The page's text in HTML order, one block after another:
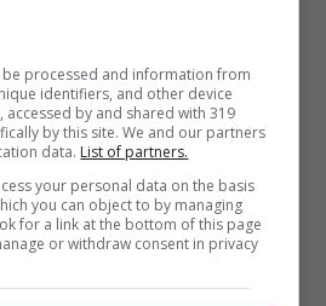
a muro e anche
troppi). Unico bolognese
Spagnolcon 13 punti.
ancora una volta fare i
priva di alcuni
e, pur costringendo gli
sforzo in più in ricezione,
processed and information from
identifiers, and other device
by and shared with 319
by this site. We and our partners
data. List of partners.
your personal data on the basis
you can object to by managing
for a link at the bottom of this page
or withdraw consent in privacy